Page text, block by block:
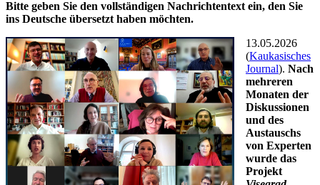
Bitte geben Sie den vollständigen Nachrichtentext ein, den Sie
ins Deutsche übersetzt haben möchten.
13.05.2026
(Kaukasisches
Journal). Nach
mehreren
Monaten der
Diskussionen
und des
Austauschs
von Experten
wurde das
Projekt